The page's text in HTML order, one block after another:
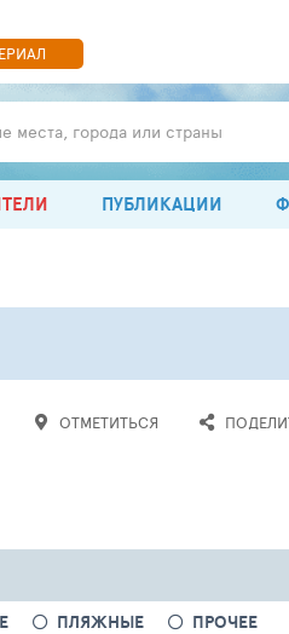
места, города или страны
ПУБЛИКАЦИИ
ОТМЕТИТЬСЯ
ПЛЯЖНЫЕ ПРОЧЕЕ